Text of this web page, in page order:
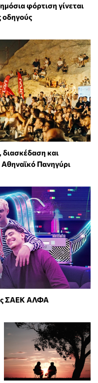
φόρτιση γίνεται
οδηγούς
και
Πανηγύρι
ΣΑΕΚ ΑΛΦΑ